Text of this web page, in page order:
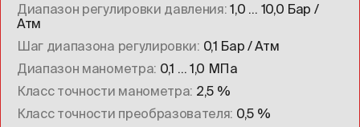
Диапазон регулировки давления 1,0 … 10,0 Бар /
Атм
Шаг диапазона регулировки 0,1 Бар / Атм
Диапазон манометра 0,1 … 1,0 МПа
Класс точности манометра 2,5 %
Класс точности преобразователя 0,5 %